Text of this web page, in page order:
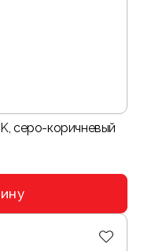
серо-коричневый